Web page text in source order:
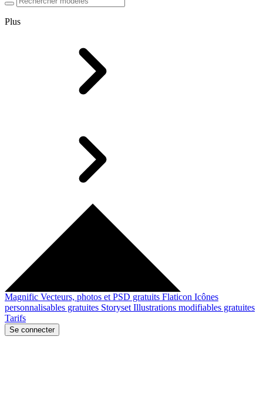
Plus
Magnific Vecteurs, photos et PSD gratuits Flaticon Icônes
personnalisables gratuites Storyset Illustrations modifiables gratuites
Tarifs
Se connecter